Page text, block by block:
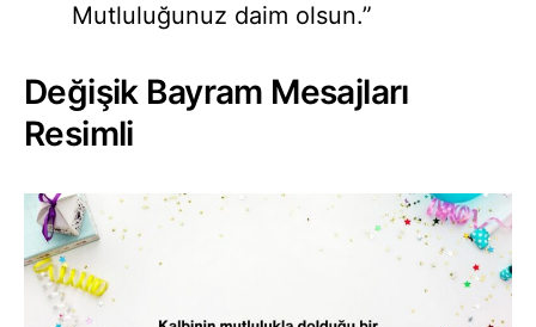
Mutluluğunuz daim olsun.”
Değişik Bayram Mesajları
Resimli